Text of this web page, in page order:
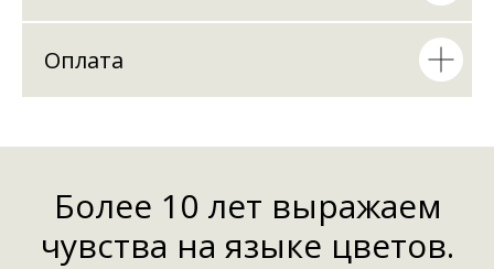
Оплата
Более 10 лет выражаем
чувства на языке цветов.